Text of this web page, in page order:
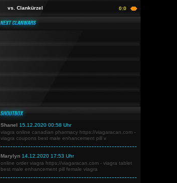
vs. Clankürzel 0:0
Shanel 15.12.2020 00:58 Uhr
viagra online canadian pharmacy https://viagaracan.com -
viagra coupons best male enhancement pill v
Marylyn 14.12.2020 17:53 Uhr
online order viagra https://viagaracan.com - viagra tablet
best male enhancement pill female viagra